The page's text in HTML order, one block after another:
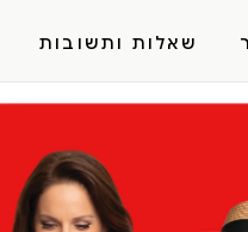
שאלות ותשובות